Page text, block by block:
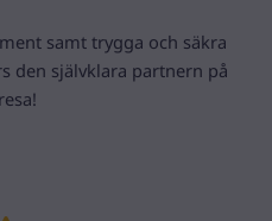
samt trygga och säkra
den självklara partnern på